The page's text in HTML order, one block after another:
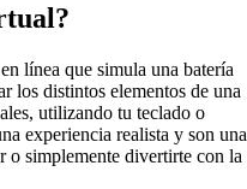
línea que simula una batería
los distintos elementos de una
utilizando tu teclado o
experiencia realista y son una
o simplemente divertirte con la